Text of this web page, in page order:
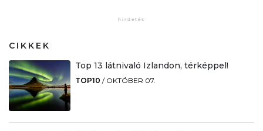
CIKKEK
Top 13 látnivaló Izlandon, térképpel!
TOP10 / OKTÓBER 07.